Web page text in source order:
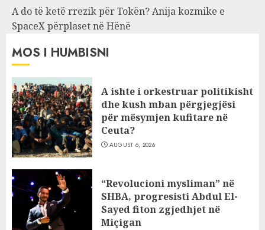
A do të ketë rrezik për Tokën? Anija kozmike e
SpaceX përplaset në Hënë
MOS I HUMBISNI
A ishte i orkestruar politikisht
dhe kush mban përgjegjësi
për mësymjen kufitare në
Ceuta?
AUGUST 6, 2026
“Revolucioni mysliman” në
SHBA, progresisti Abdul El-
Sayed fiton zgjedhjet në
Miçigan